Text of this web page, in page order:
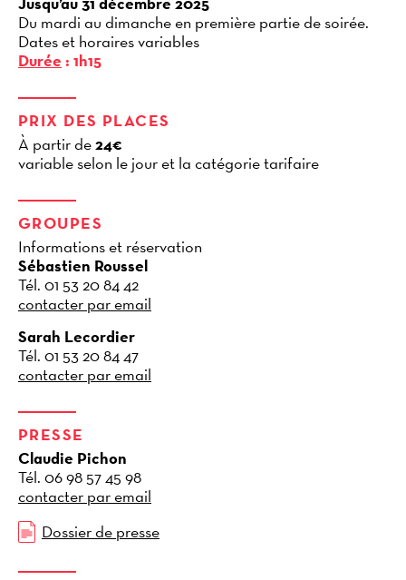
Du mardi au dimanche en première partie de soirée.
Dates et horaires variables
Durée : 1h15
PRIX DES PLACES
À partir de24€
variable selon le jour et la catégorie tarifaire
GROUPES
Informations et réservation
Sébastien Roussel
Tél. 01 53 20 84 42
contacter par email
Sarah Lecordier
Tél. 01 53 20 84 47
contacter par email
PRESSE
Claudie Pichon
Tél. 06 98 57 45 98
contacter par email
Dossier de presse